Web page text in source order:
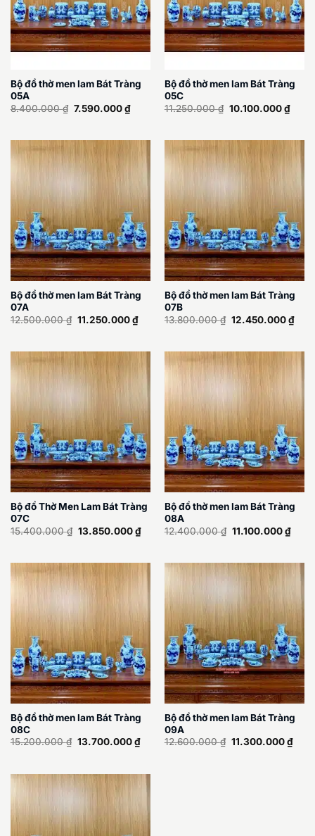
Bộ đồ thờ men lam Bát Tràng
05A
8.400.000₫ Giá
7.590.000₫Giá
hiện
7.590.000 ₫.
Bộ đồ thờ men lam Bát Tràng
05C
11.250.000₫ Giá
10.100.000₫Giá
hiện
Bộ đồ thờ men lam Bát Tràng
07A
12.500.000₫ Giá
11.250.000₫Giá
hiện
11.250.000 ₫.
Bộ đồ thờ men lam Bát Tràng
07B
13.800.000₫ Giá
12.450.000₫Giá
hiện
Bộ đồ Thờ Men Lam Bát Tràng
07C
15.400.000₫ Giá
gốc
13.850.000₫Giá
hiện
13.850.000 ₫.
Bộ đồ thờ men lam Bát Tràng
08A
12.400.000₫ Giá
11.100.000₫Giá
hiện
Bộ đồ thờ men lam Bát Tràng
08C
15.200.000₫ Giá
13.700.000₫Giá
hiện
13.700.000 ₫.
Bộ đồ thờ men lam Bát Tràng
09A
12.600.000₫ Giá
11.300.000₫Giá
hiện